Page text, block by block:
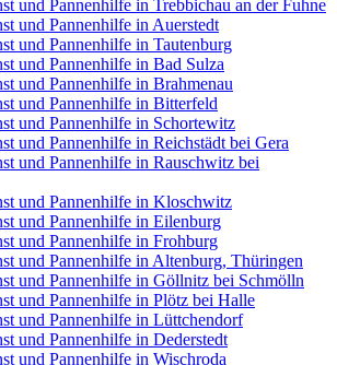
und Pannenhilfe in Trebbichau an der Fuhne
und Pannenhilfe in Auerstedt
und Pannenhilfe in Tautenburg
und Pannenhilfe in Bad Sulza
und Pannenhilfe in Brahmenau
und Pannenhilfe in Bitterfeld
und Pannenhilfe in Schortewitz
und Pannenhilfe in Reichstädt bei Gera
und Pannenhilfe in Rauschwitz bei
und Pannenhilfe in Kloschwitz
und Pannenhilfe in Eilenburg
und Pannenhilfe in Frohburg
und Pannenhilfe in Altenburg, Thüringen
und Pannenhilfe in Göllnitz bei Schmölln
und Pannenhilfe in Plötz bei Halle
und Pannenhilfe in Lüttchendorf
und Pannenhilfe in Dederstedt
und Pannenhilfe in Wischroda